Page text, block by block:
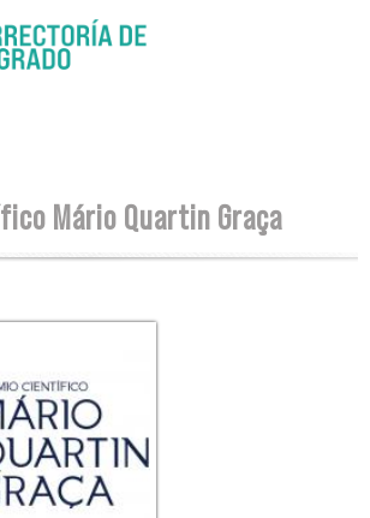
Mário Quartin Graça